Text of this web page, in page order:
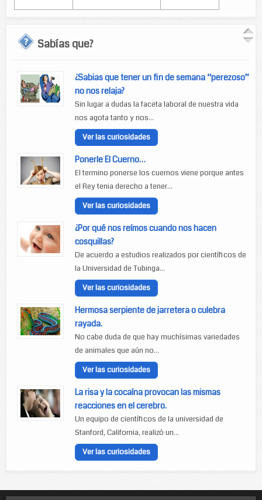
Sabías que?
¿Sabias que tener un fin de semana “perezoso”
no nos relaja?
Sin lugar a dudas la faceta laboral de nuestra vida
nos agota tanto y nos...
Ver las curiosidades
Ponerle El Cuerno…
El termino ponerse los cuernos viene porque antes
el Rey tenia derecho a tener...
Ver las curiosidades
¿Por qué nos reímos cuando nos hacen
cosquillas?
De acuerdo a estudios realizados por científicos de
la Universidad de Tubinga...
Ver las curiosidades
Hermosa serpiente de jarretera o culebra
rayada.
No cabe duda de que hay muchísimas variedades
de animales que aún no...
Ver las curiosidades
La risa y la cocaína provocan las mismas
reacciones en el cerebro.
Un equipo de científicos de la universidad de
Stanford, California, realizó un...
Ver las curiosidades